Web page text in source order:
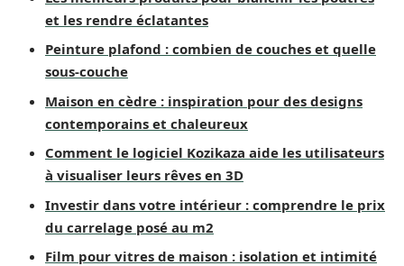
et les rendre éclatantes
Peinture plafond : combien de couches et quelle
sous-couche
Maison en cèdre : inspiration pour des designs
contemporains et chaleureux
Comment le logiciel Kozikaza aide les utilisateurs
à visualiser leurs rêves en 3D
Investir dans votre intérieur : comprendre le prix
du carrelage posé au m2
Film pour vitres de maison : isolation et intimité